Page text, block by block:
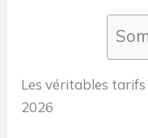
Les véritables tarifs
2026